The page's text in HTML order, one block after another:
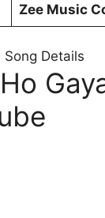
Zee Music
Song Details